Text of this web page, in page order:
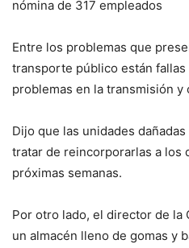
nómina de 317 empleados
Entre los problemas que
transporte público están
problemas en la transmisión y
Dijo que las unidades
tratar de reincorporarlas a los
próximas semanas.
Por otro lado, el director de la
un almacén lleno de gomas y